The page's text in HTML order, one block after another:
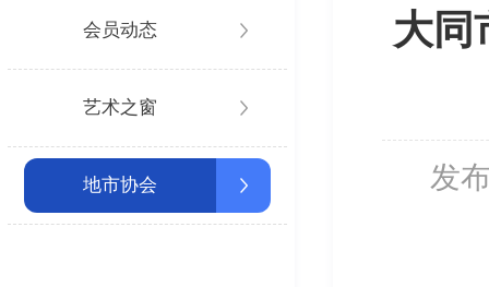
会员动态
艺术之窗
地市协会
大同
发